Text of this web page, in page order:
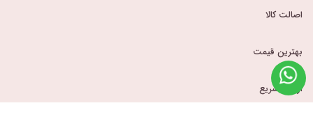
اصالت کالا
بهترین قیمت
ارسال سریع